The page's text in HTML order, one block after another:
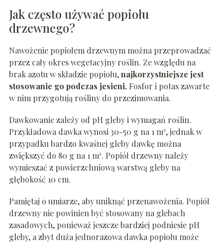
Jak często używać popiołu
drzewnego?
Nawożenie popiołem drzewnym można przeprowadzać
przez cały okres wegetacyjny roślin. Ze względu na
brak azotu w składzie popiołu,najkorzystniejsze jest
stosowanie go podczas jesieni. Fosfor i potas zawarte
w nim przygotują rośliny do przezimowania.
Dawkowanie zależy od pH gleby i wymagań roślin.
Przykładowa dawka wynosi 30-50 g na 1 m², jednak w
przypadku bardzo kwaśnej gleby dawkę można
zwiększyć do 80 g na 1 m². Popiół drzewny należy
wymieszać z powierzchniową warstwą gleby na
głębokość 10 cm.
Pamiętaj o umiarze, aby uniknąć przenawożenia. Popiół
drzewny nie powinien być stosowany na glebach
zasadowych, ponieważ jeszcze bardziej podniesie pH
gleby, a zbyt duża jednorazowa dawka popiołu może